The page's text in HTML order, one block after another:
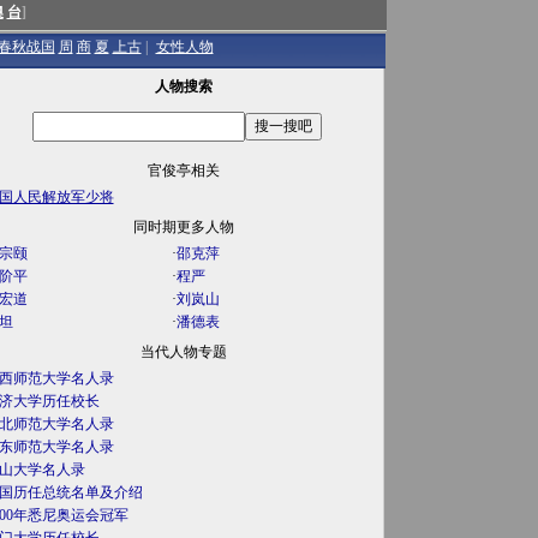
台]
秋战国 周 商 夏 上古 女性人物
人物搜索
官俊亭相关
人民解放军少将
同时期更多人物
颐 ·邵克萍
平 ·程严
道 ·刘岚山
·潘德表
当代人物专题
师范大学名人录
大学历任校长
师范大学名人录
师范大学名人录
大学名人录
历任总统名单及介绍
年悉尼奥运会冠军